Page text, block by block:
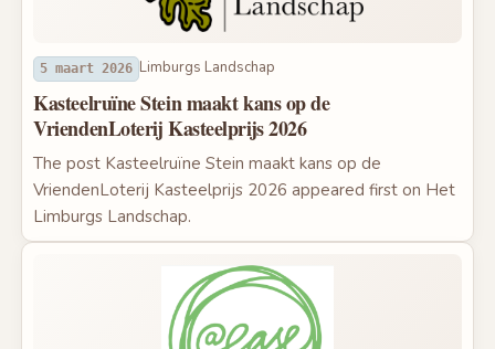
5 maart 2026 Limburgs Landschap
Kasteelruïne Stein maakt kans op de
VriendenLoterij Kasteelprijs 2026
The post Kasteelruïne Stein maakt kans op de
VriendenLoterij Kasteelprijs 2026 appeared first on Het
Limburgs Landschap.